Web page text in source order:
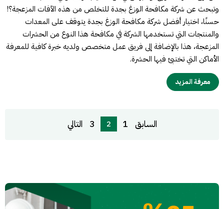
وتبحث عن شركة مكافحة الوزغ بجدة للتخلص من هذه الآفات المزعجة؟!
حسنًا، اختيار أفضل شركة مكافحة الوزغ بجدة يتوقف على المعدات
والمنتجات التي تستخدمها الشركة في مكافحة هذا النوع من الحشرات
المزعجة، هذا بالإضافة إلى فريق عمل متخصص ولديه خبرة كافية للمعرفة
الأماكن التي تختبئ فيها الحشرة.
معرفة المزيد
السابق 1
2
3 التالي